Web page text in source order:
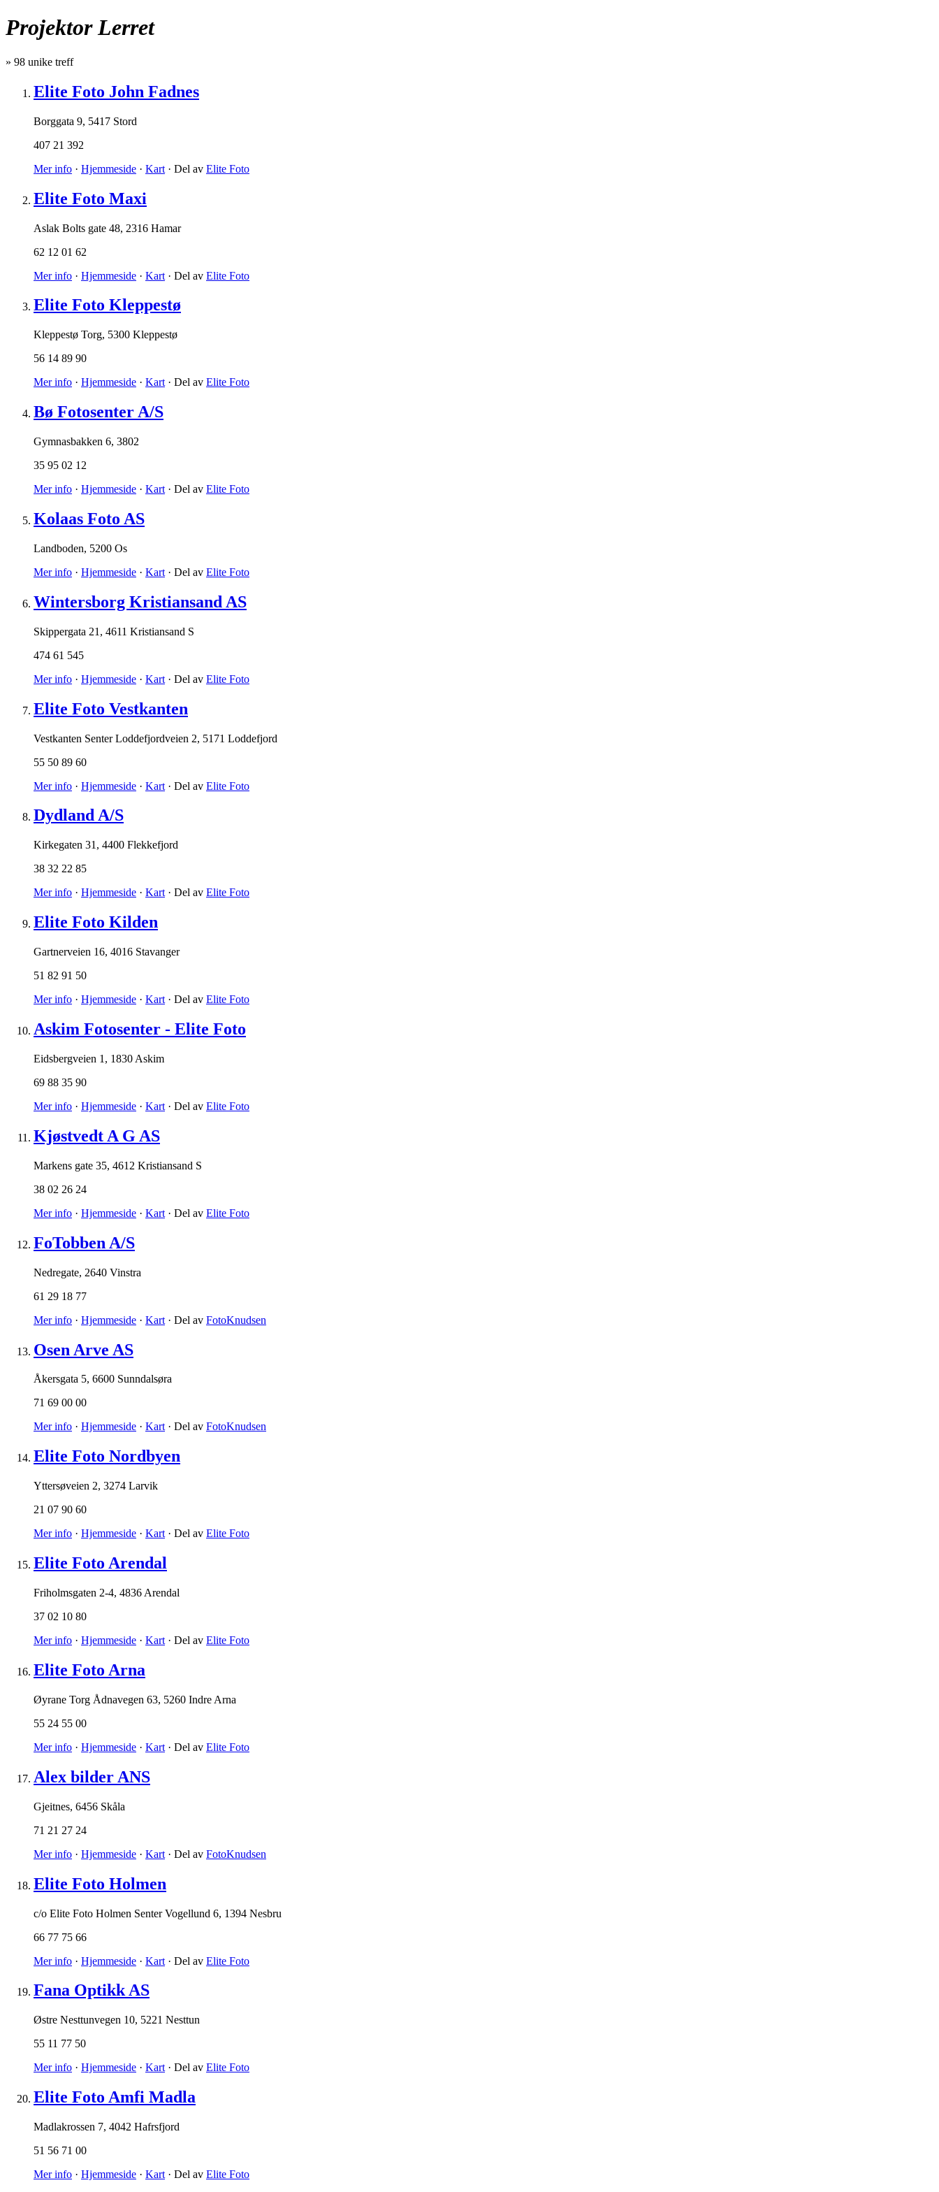
Projektor Lerret
» 98 unike treff
Elite Foto John Fadnes
Borggata 9, 5417 Stord
407 21 392
Mer info · Hjemmeside · Kart · Del av Elite Foto
Elite Foto Maxi
Aslak Bolts gate 48, 2316 Hamar
62 12 01 62
Mer info · Hjemmeside · Kart · Del av Elite Foto
Elite Foto Kleppestø
Kleppestø Torg, 5300 Kleppestø
56 14 89 90
Mer info · Hjemmeside · Kart · Del av Elite Foto
Bø Fotosenter A/S
Gymnasbakken 6, 3802
35 95 02 12
Mer info · Hjemmeside · Kart · Del av Elite Foto
Kolaas Foto AS
Landboden, 5200 Os
Mer info · Hjemmeside · Kart · Del av Elite Foto
Wintersborg Kristiansand AS
Skippergata 21 , 4611 Kristiansand S
474 61 545
Mer info · Hjemmeside · Kart · Del av Elite Foto
Elite Foto Vestkanten
Vestkanten Senter Loddefjordveien 2, 5171 Loddefjord
55 50 89 60
Mer info · Hjemmeside · Kart · Del av Elite Foto
Dydland A/S
Kirkegaten 31 , 4400 Flekkefjord
38 32 22 85
Mer info · Hjemmeside · Kart · Del av Elite Foto
Elite Foto Kilden
Gartnerveien 16, 4016 Stavanger
51 82 91 50
Mer info · Hjemmeside · Kart · Del av Elite Foto
Askim Fotosenter - Elite Foto
Eidsbergveien 1 , 1830 Askim
69 88 35 90
Mer info · Hjemmeside · Kart · Del av Elite Foto
Kjøstvedt A G AS
Markens gate 35, 4612 Kristiansand S
38 02 26 24
Mer info · Hjemmeside · Kart · Del av Elite Foto
FoTobben A/S
Nedregate, 2640 Vinstra
61 29 18 77
Mer info · Hjemmeside · Kart · Del av FotoKnudsen
Osen Arve AS
Åkersgata 5, 6600 Sunndalsøra
71 69 00 00
Mer info · Hjemmeside · Kart· Del av FotoKnudsen
Elite Foto Nordbyen
Yttersøveien 2, 3274 Larvik
21 07 90 60
Mer info · Hjemmeside · Kart · Del av Elite Foto
Elite Foto Arendal
Friholmsgaten 2-4, 4836 Arendal
37 02 10 80
Mer info · Hjemmeside · Kart · Del av Elite Foto
Elite Foto Arna
Øyrane Torg Ådnavegen 63, 5260 Indre Arna
55 24 55 00
Mer info · Hjemmeside · Kart · Del av Elite Foto
Alex bilder ANS
Gjeitnes, 6456 Skåla
71 21 27 24
Mer info · Hjemmeside · Kart · Del av FotoKnudsen
Elite Foto Holmen
c/o Elite Foto Holmen Senter Vogellund 6, 1394 Nesbru
66 77 75 66
Mer info · Hjemmeside · Kart · Del av Elite Foto
Fana Optikk AS
Østre Nesttunvegen 10, 5221 Nesttun
55 11 77 50
Mer info · Hjemmeside · Kart · Del av Elite Foto
Elite Foto Amfi Madla
Madlakrossen 7, 4042 Hafrsfjord
51 56 71 00
Mer info · Hjemmeside · Kart · Del av Elite Foto